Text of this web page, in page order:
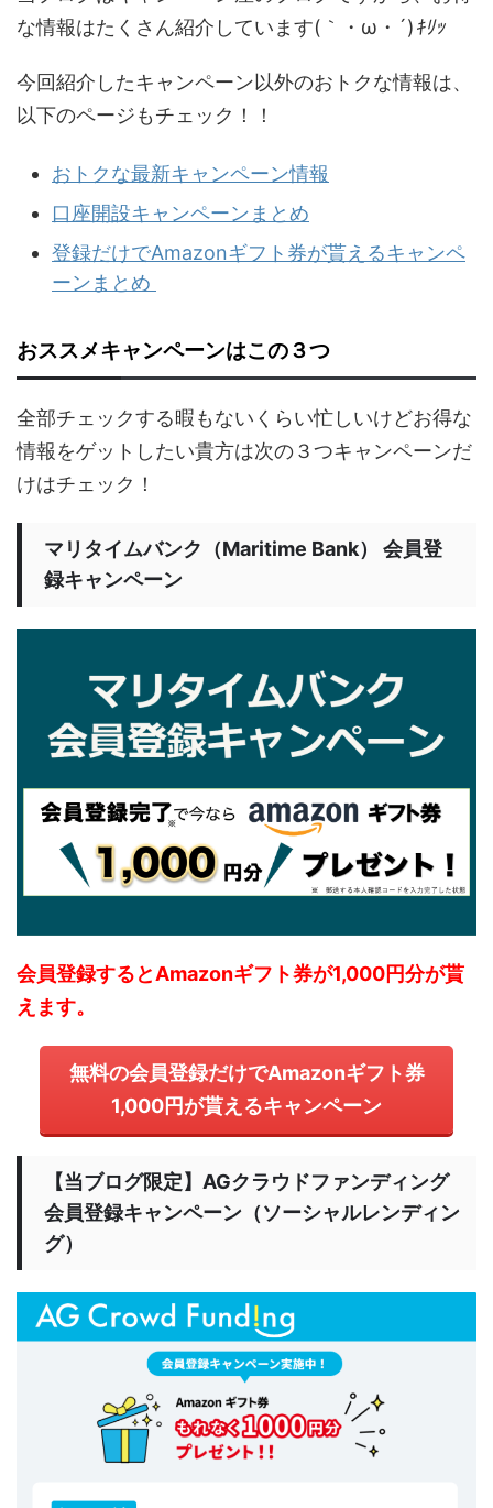
な情報はたくさん紹介しています(｀・ω・´)ｷﾘｯ
今回紹介したキャンペーン以外のおトクな情報は、
以下のページもチェック！！
おトクな最新キャンペーン情報
口座開設キャンペーンまとめ
登録だけでAmazonギフト券が貰えるキャンペ
ーンまとめ
おススメキャンペーンはこの３つ
全部チェックする暇もないくらい忙しいけどお得な
情報をゲットしたい貴方は次の３つキャンペーンだ
けはチェック！
マリタイムバンク（Maritime Bank） 会員登
録キャンペーン
会員登録するとAmazonギフト券が1,000円分が貰
えます。
無料の会員登録だけでAmazonギフト券
1,000円が貰えるキャンペーン
【当ブログ限定】AGクラウドファンディング
会員登録キャンペーン（ソーシャルレンディン
グ）